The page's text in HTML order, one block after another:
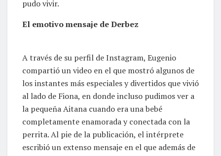
pudo vivir.
El emotivo mensaje de Derbez
A través de su perfil de Instagram, Eugenio
compartió un video en el que mostró algunos de
los instantes más especiales y divertidos que vivió
al lado de Fiona, en donde incluso pudimos ver a
la pequeña Aitana cuando era una bebé
completamente enamorada y conectada con la
perrita. Al pie de la publicación, el intérprete
escribió un extenso mensaje en el que además de